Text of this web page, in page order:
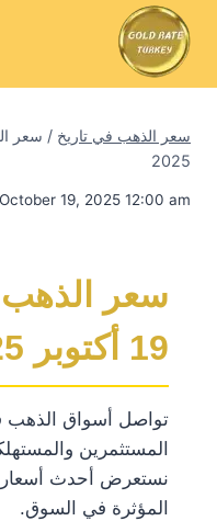
سعر الذهب في تاريخ /
2025
October 19, 2025 12:00 am
سعر الذهب
19 أكتوبر 2025
تواصل أسواق الذهب
المستثمرين
نستعرض أحدث أسعار
المؤثرة في السوق.